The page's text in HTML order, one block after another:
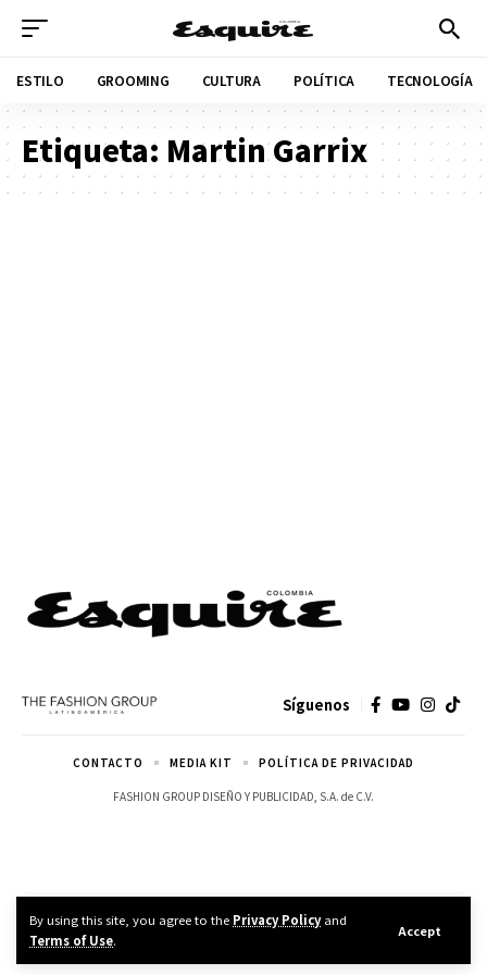
By using this site, you agree to the Privacy Policyand
Terms of Use.
Accept
ESTILO GROOMING CULTURA POLÍTICA TECNOLOGÍA
Etiqueta: Martin Garrix
Síguenos
FASHION GROUP DISEÑO Y PUBLICIDAD, S.A. de C.V.
CONTACTO MEDIA KIT POLÍTICA DE PRIVACIDAD